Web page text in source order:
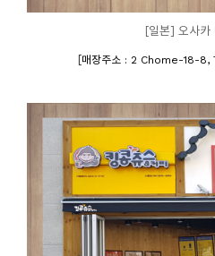
[일본] 오사카
[매장주소 : 2 Chome-18-